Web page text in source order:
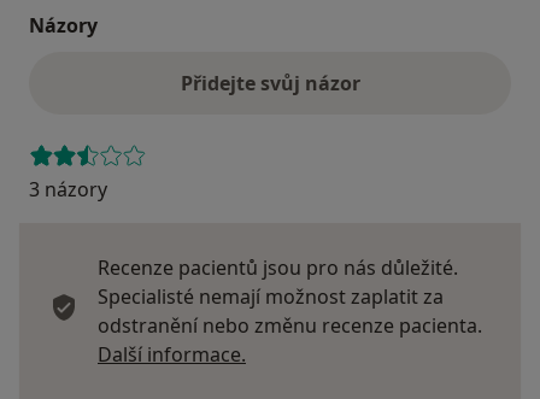
Názory
Přidejte svůj názor
3 názory
Recenze pacientů jsou pro nás důležité.
Specialisté nemají možnost zaplatit za
odstranění nebo změnu recenze pacienta.
Další informace.